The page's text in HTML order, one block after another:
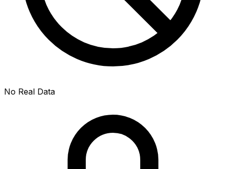
No Real Data